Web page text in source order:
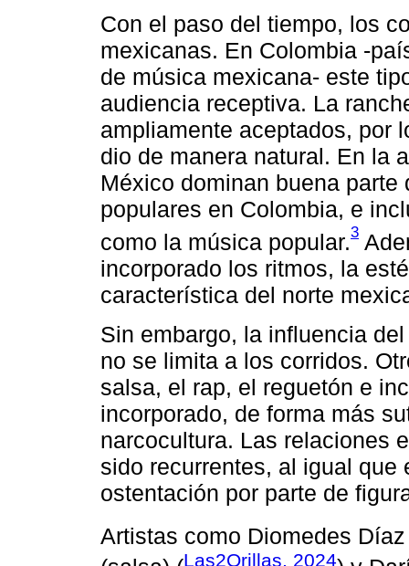
Con el paso del tiempo, los
mexicanas. En Colombia -
de música mexicana- este
audiencia receptiva. La
ampliamente aceptados, por
dio de manera natural. En la
México dominan buena
populares en Colombia, e
como la música popular.3
incorporado los ritmos, la
característica del norte
Sin embargo, la influencia
no se limita a los corridos.
salsa, el rap, el reguetón e
incorporado, de forma más
narcocultura. Las relaciones
sido recurrentes, al igual que
ostentación por parte de
Artistas como Diomedes
Las2Orillas, 2024